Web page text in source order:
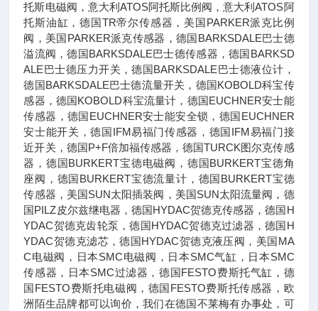
托斯电磁阀，意大利ATOS阿托斯比例阀，意大利ATOS阿
托斯油缸，德国TR帝尔传感器，美国PARKER派克比例
阀，美国PARKER派克传感器，德国BARKSDALE巴士德
溢流阀，德国BARKSDALE巴士德传感器，德国BARKSD
ALE巴士德压力开关，德国BARKSDALE巴士德液位计，
德国BARKSDALE巴士德流量开关，德国KOBOLD科宝传
感器，德国KOBOLD科宝流量计，德国EUCHNER安士能
传感器，德国EUCHNER安士能安全锁，德国EUCHNER
安士能开关，德国IFM易福门传感器，德国IFM易福门接
近开关，德国P+F倍加福传感器，德国TURCK图尔克传感
器，德国BURKERT宝德电磁阀，德国BURKERT宝德角
座阀，德国BURKERT宝德流量计，德国BURKERT宝德
传感器，美国SUN太阳插装阀，美国SUN太阳流量阀，德
国PILZ皮尔兹继电器，德国HYDAC贺德克传感器，德国H
YDAC贺德克齿轮泵，德国HYDAC贺德克过滤器，德国H
YDAC贺德克滤芯，德国HYDAC贺德克液压阀，美国MA
C电磁阀，日本SMC电磁阀，日本SMC气缸，日本SMC
传感器，日本SMC过滤器，德国FESTO费斯托气缸，德
国FESTO费斯托电磁阀，德国FESTO费斯托传感器，欧
洲陌生品牌都可以询价，我们在德国不莱梅有办事处，可